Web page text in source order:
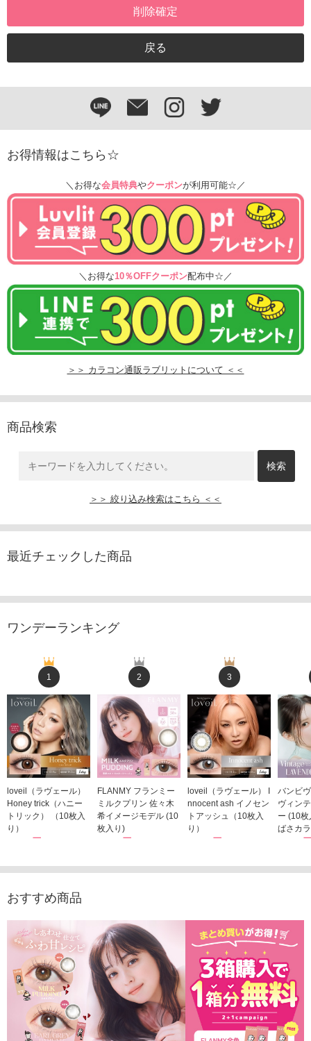
お得情報はこちら☆
＼お得な会員特典やクーポンが利用可能☆／
＼お得な10％OFFクーポン配布中☆／
＞＞ カラコン通販ラブリットについて ＜＜
商品検索
＞＞ 絞り込み検索はこちら ＜＜
最近チェックした商品
ワンデーランキング
1
loveil（ラヴェール）
Honey trick（ハニー
トリック） （10枚入
り）
1,760円
2
FLANMY フランミー
ミルクプリン 佐々木
希イメージモデル (10
枚入り)
1,815円
3
loveil（ラヴェール） I
nnocent ash イノセン
トアッシュ（10枚入
り）
1,760円
バンビ
ヴィン
ー (10
ばさカ
1,848
おすすめ商品